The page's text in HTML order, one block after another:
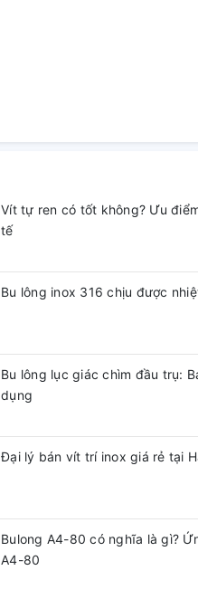
Vít tự ren có tốt không? Ưu
tế
Bu lông inox 316 chịu được
Bu lông lục giác chìm đầu trụ:
dụng
Đại lý bán vít trí inox giá rẻ tại
Bulong A4-80 có nghĩa là gì?
A4-80